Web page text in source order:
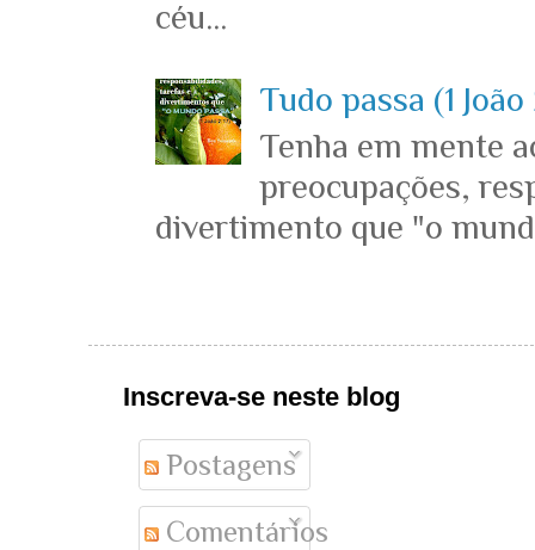
céu...
Tudo passa (1 João
Tenha em mente
preocupações,
divertimento que "o
Inscreva-se neste blog
Postagens
Comentários